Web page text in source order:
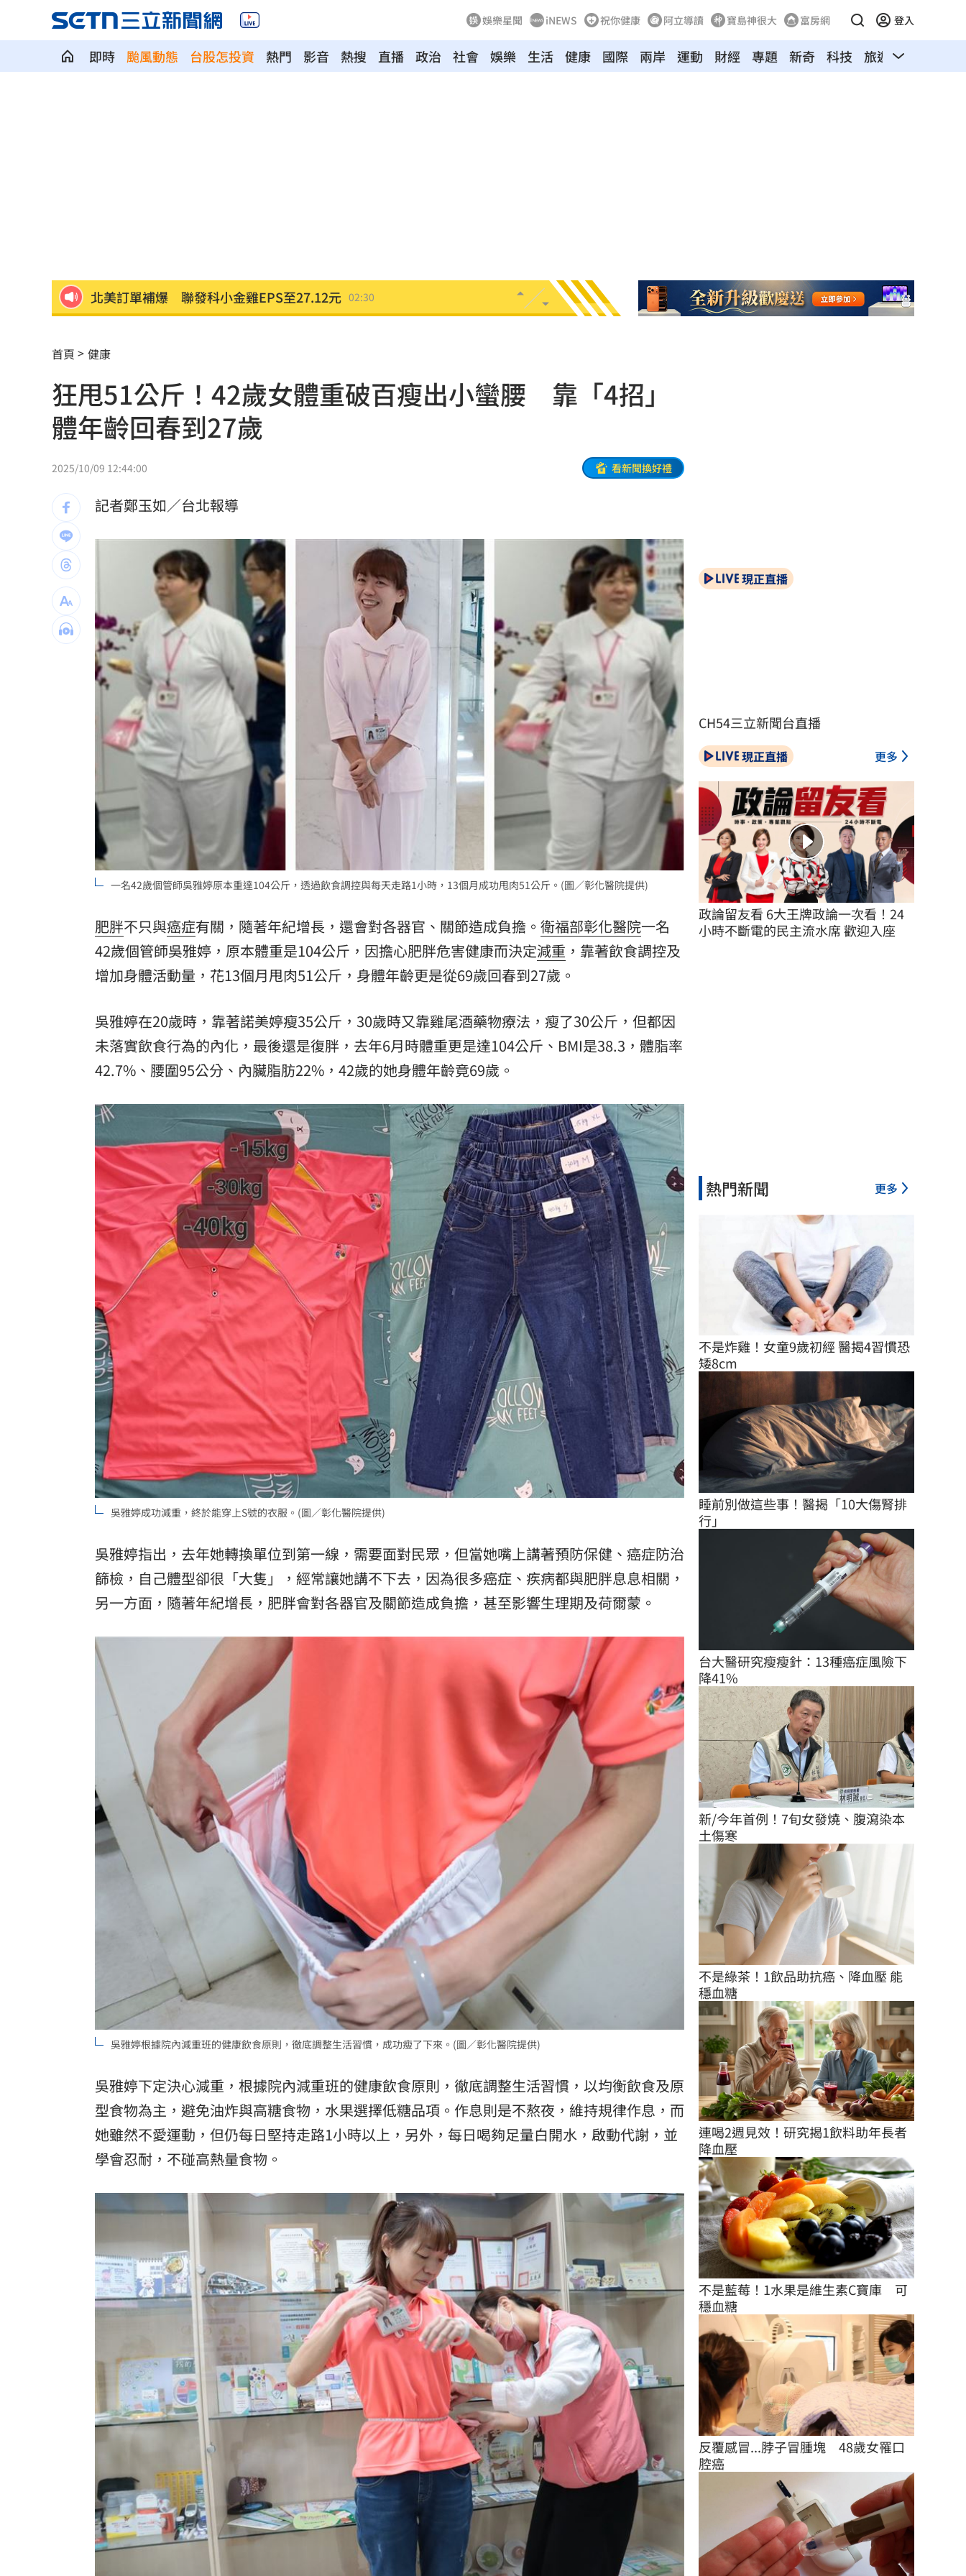
娛樂星聞 iNEWS 祝你健康 阿立導讀 寶島神很大 富房網 登入
即時 颱風動態 台股怎投資 熱門 影音 熱搜 直播 政治 社會 娛樂 生活 健康 國際 兩岸 運動 財經 專題 新奇 科技 旅遊 汽車
AI和你讀的不同！實測《時代》驚揭1真相 02:10
慈濟買BNT被詐10億！藍昔嗆擋疫苗網朝聖
它躋身美禁令受惠者 上半年EPS衝2.58元 01:30
高溫重創雞蛋產量 最快要等到9月才回穩
7月營收寫同期次高 聯寶訂單看到2027年
台股收復44000點大關 2關鍵看AI產業發展
扣款人數狂增4成 國泰小龍基金布局曝光 01:05
車是我的、油也是我的 睡車竟被收住宿費 01:04
24歲存款破百萬！她公開致富關鍵：超孝順 01:02
這大廠產能利用率衝90% 目標價上看220元 01:00
埃及知名女星涉毒被判死 引發社會震驚 00:49
桃園聯隊奪世界青棒亞軍 張善政接機 00:47
台灣彩券開獎直播中 20:31
LIVE三立+24小時直播 15:27
三立iNEWS新聞台線上直播 18:00
理想混蛋號召粉絲跨海追星吃美食！
首頁 健康
狂甩51公斤！42歲女體重破百瘦出小蠻腰 靠「4招」
體年齡回春到27歲
2025/10/09 12:44:00 看新聞換好禮
記者鄭玉如／台北報導
一名42歲個管師吳雅婷原本重達104公斤，透過飲食調控與每天走路1小時，13個月成功甩肉51公斤。(圖／彰化醫院提供)
肥胖不只與癌症有關，隨著年紀增長，還會對各器官、關節造成負擔。 衛福部彰化醫院一名
42歲個管師吳雅婷，原本體重是104公斤，因擔心肥胖危害健康而決定減重 ，靠著飲食調控及
增加身體活動量，花13個月甩肉51公斤，身體年齡更是從69歲回春到27歲。
吳雅婷在20歲時，靠著諾美婷瘦35公斤，30歲時又靠雞尾酒藥物療法，瘦了30公斤，但都因
未落實飲食行為的內化，最後還是復胖，去年6月時體重更是達104公斤、BMI是38.3，體脂率
42.7%、腰圍95公分、內臟脂肪22%，42歲的她身體年齡竟69歲。
吳雅婷成功減重，終於能穿上S號的衣服。(圖／彰化醫院提供)
吳雅婷指出，去年她轉換單位到第一線，需要面對民眾，但當她嘴上講著預防保健、癌症防治
篩檢，自己體型卻很「大隻」，經常讓她講不下去，因為很多癌症、疾病都與肥胖息息相關，
另一方面，隨著年紀增長，肥胖會對各器官及關節造成負擔，甚至影響生理期及荷爾蒙。
吳雅婷根據院內減重班的健康飲食原則，徹底調整生活習慣，成功瘦了下來。(圖／彰化醫院提供)
吳雅婷下定決心減重，根據院內減重班的健康飲食原則，徹底調整生活習慣，以均衡飲食及原
型食物為主，避免油炸與高糖食物，水果選擇低糖品項。作息則是不熬夜，維持規律作息，而
她雖然不愛運動，但仍每日堅持走路1小時以上，另外，每日喝夠足量白開水，啟動代謝，並
學會忍耐，不碰高熱量食物。
現正直播
CH54三立新聞台直播
現正直播 更多
政論留友看 6大王牌政論一次看！24
小時不斷電的民主流水席 歡迎入座
熱門新聞 更多
不是炸雞！女童9歲初經 醫揭4習慣恐
矮8cm
睡前別做這些事！醫揭「10大傷腎排
行」
台大醫研究瘦瘦針：13種癌症風險下
降41%
新/今年首例！7旬女發燒、腹瀉染本
土傷寒
不是綠茶！1飲品助抗癌、降血壓 能
穩血糖
連喝2週見效！研究揭1飲料助年長者
降血壓
不是藍莓！1水果是維生素C寶庫　可
穩血糖
反覆感冒...脖子冒腫塊　48歲女罹口
腔癌